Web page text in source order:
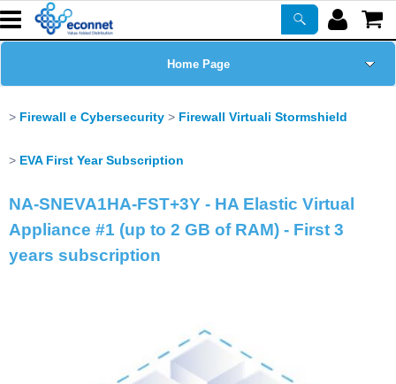
Home Page
Prodotti
Corsi
Newsletter
Firewall e Cybersecurity Firewall Virtuali Stormshield
EVA First Year Subscription
NA-SNEVA1HA-FST+3Y - HA Elastic Virtual
Appliance #1 (up to 2 GB of RAM) - First 3
years subscription